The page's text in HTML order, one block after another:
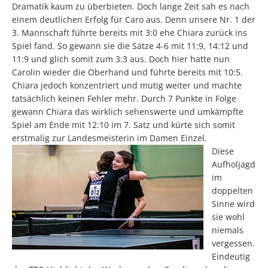
Dramatik kaum zu überbieten. Doch lange Zeit sah es nach
einem deutlichen Erfolg für Caro aus. Denn unsere Nr. 1 der
3. Mannschaft führte bereits mit 3:0 ehe Chiara zurück ins
Spiel fand. So gewann sie die Sätze 4-6 mit 11:9, 14:12 und
11:9 und glich somit zum 3:3 aus. Doch hier hatte nun
Carolin wieder die Oberhand und führte bereits mit 10:5.
Chiara jedoch konzentriert und mutig weiter und machte
tatsächlich keinen Fehler mehr. Durch 7 Punkte in Folge
gewann Chiara das wirklich sehenswerte und umkämpfte
Spiel am Ende mit 12:10 im 7. Satz und kürte sich somit
erstmalig zur Landesmeisterin im Damen Einzel.
Diese
Aufholjagd
im
doppelten
Sinne wird
sie wohl
niemals
vergessen.
Eindeutig